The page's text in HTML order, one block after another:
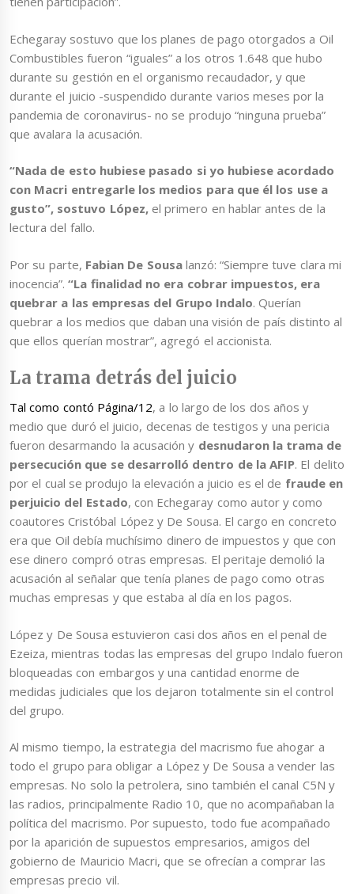
Echegaray sostuvo que los planes de pago otorgados a Oil
Combustibles fueron “iguales” a los otros 1.648 que hubo
durante su gestión en el organismo recaudador, y que
durante el juicio -suspendido durante varios meses por la
pandemia de coronavirus- no se produjo “ninguna prueba”
que avalara la acusación.
“Nada de esto hubiese pasado si yo hubiese acordado
con Macri entregarle los medios para que él los use a
gusto”, sostuvo López,el primero en hablar antes de la
lectura del fallo.
Por su parte, Fabian De Sousalanzó: “Siempre tuve clara mi
inocencia”.“La finalidad no era cobrar impuestos, era
quebrar a las empresas del Grupo Indalo. Querían
quebrar a los medios que daban una visión de país distinto al
que ellos querían mostrar”, agregó el accionista.
La trama detrás del juicio
Tal como contó Página/12, a lo largo de los dos años y
medio que duró el juicio, decenas de testigos y una pericia
fueron desarmando la acusación y desnudaron la trama de
persecución que se desarrolló dentro de la AFIP. El delito
por el cual se produjo la elevación a juicio es el de fraude en
perjuicio del Estado, con Echegaray como autor y como
coautores Cristóbal López y De Sousa. El cargo en concreto
era que Oil debía muchísimo dinero de impuestos y que con
ese dinero compró otras empresas. El peritaje demolió la
acusación al señalar que tenía planes de pago como otras
muchas empresas y que estaba al día en los pagos.
López y De Sousa estuvieron casi dos años en el penal de
Ezeiza, mientras todas las empresas del grupo Indalo fueron
bloqueadas con embargos y una cantidad enorme de
medidas judiciales que los dejaron totalmente sin el control
del grupo.
Al mismo tiempo, la estrategia del macrismo fue ahogar a
todo el grupo para obligar a López y De Sousa a vender las
empresas. No solo la petrolera, sino también el canal C5N y
las radios, principalmente Radio 10, que no acompañaban la
política del macrismo. Por supuesto, todo fue acompañado
por la aparición de supuestos empresarios, amigos del
gobierno de Mauricio Macri, que se ofrecían a comprar las
empresas precio vil.